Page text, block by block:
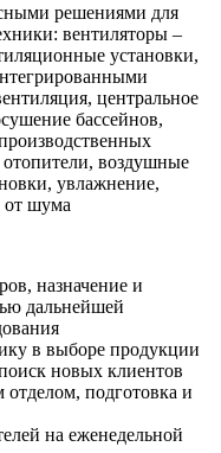
решениями для
вентиляторы –
установки,
, центральное
бассейнов,
воздушные
увлажнение,
от шума
назначение и
дальнейшей
в выборе продукции
новых клиентов
отделом, подготовка и
на еженедельной